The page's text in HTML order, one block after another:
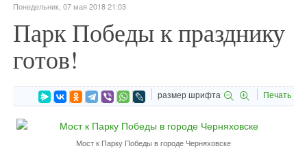
Понедельник, 07 мая 2018 21:03
Парк Победы к празднику
готов!
размер шрифта Печать
Мост к Парку Победы в городе Черняховске